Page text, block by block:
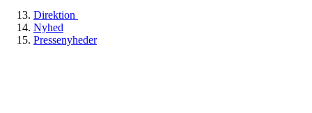
Direktion
Nyhed
Pressenyheder